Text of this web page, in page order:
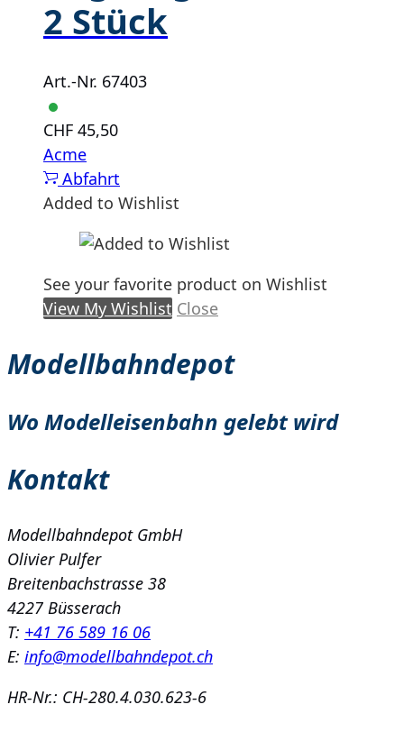
2 Stück
Art.-Nr. 67403
CHF 45,50
Acme
Abfahrt
Added to Wishlist
See your favorite product on Wishlist
View My Wishlist Close
Modellbahndepot
Wo Modelleisenbahn gelebt wird
Kontakt
Modellbahndepot GmbH
Olivier Pulfer
Breitenbachstrasse 38
4227 Büsserach
T: +41 76 589 16 06
E: info@modellbahndepot.ch
HR-Nr.: CH-280.4.030.623-6